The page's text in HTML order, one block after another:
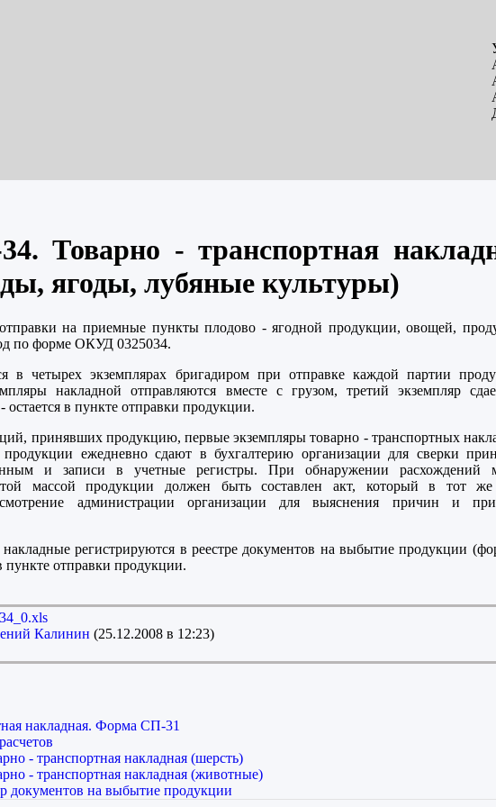
Товарно - транспортная
ягоды, лубяные культуры)
на приемные пункты плодово - ягодной продукции, овощей,
по форме ОКУД 0325034.
в четырех экземплярах бригадиром при отправке каждой партии
накладной отправляются вместе с грузом, третий экземпляр
остается в пункте отправки продукции.
принявших продукцию, первые экземпляры товарно - транспортных
ежедневно сдают в бухгалтерию организации для сверки
и записи в учетные регистры. При обнаружении расхождений
массой продукции должен быть составлен акт, который в тот
администрации организации для выяснения причин и
регистрируются в реестре документов на выбытие продукции
отправки продукции.
Калинин (25.12.2008 в 12:23)
накладная. Форма СП-31
- транспортная накладная (шерсть)
- транспортная накладная (животные)
документов на выбытие продукции